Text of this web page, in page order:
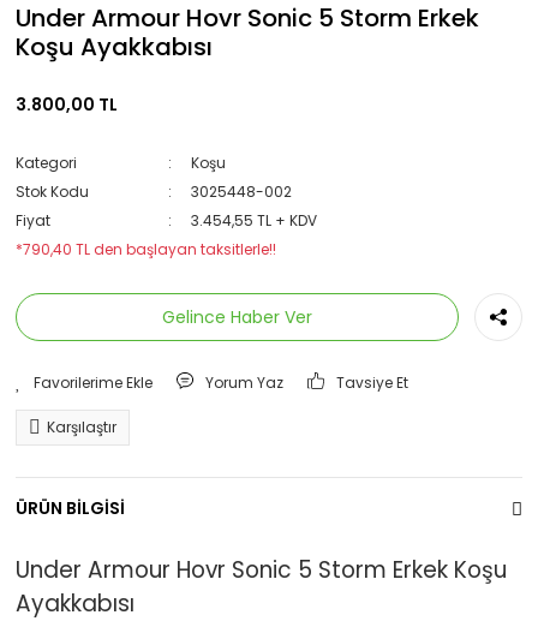
Under Armour Hovr Sonic 5 Storm Erkek
Koşu Ayakkabısı
3.800,00 TL
Kategori
Koşu
Stok Kodu
3025448-002
Fiyat
3.454,55 TL + KDV
*790,40 TL den başlayan taksitlerle!!
Gelince Haber Ver
Yorum Yaz Tavsiye Et
Karşılaştır
ÜRÜN BİLGİSİ
Under Armour Hovr Sonic 5 Storm Erkek Koşu
Ayakkabısı